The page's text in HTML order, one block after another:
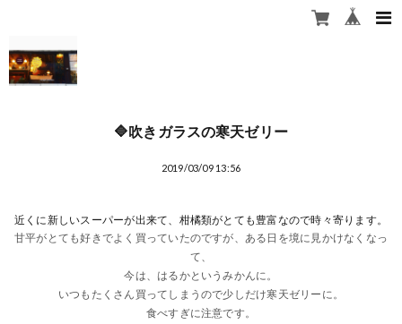
🔷吹きガラスの寒天ゼリー
2019/03/09 13:56
近くに新しいスーパーが出来て、柑橘類がとても豊富なので時々寄ります。
甘平がとても好きでよく買っていたのですが、ある日を境に見かけなくなっ
て、
今は、はるかというみかんに。
いつもたくさん買ってしまうので少しだけ寒天ゼリーに。
食べすぎに注意です。